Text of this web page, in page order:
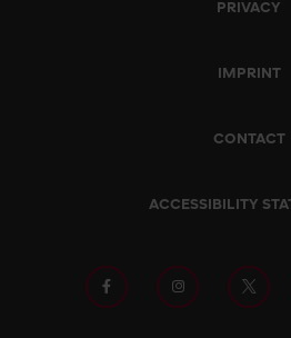
PRIVACY
IMPRINT
CONTACT
ACCESSIBILITY